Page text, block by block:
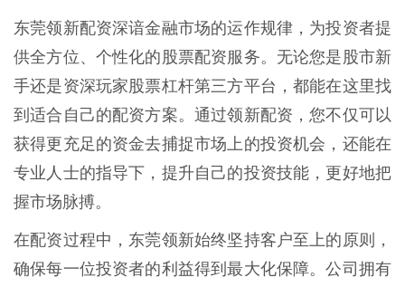
东莞领新配资深谙金融市场的运作规律，为投资者提
供全方位、个性化的股票配资服务。无论您是股市新
手还是资深玩家股票杠杆第三方平台，都能在这里找
到适合自己的配资方案。通过领新配资，您不仅可以
获得更充足的资金去捕捉市场上的投资机会，还能在
专业人士的指导下，提升自己的投资技能，更好地把
握市场脉搏。
在配资过程中，东莞领新始终坚持客户至上的原则，
确保每一位投资者的利益得到最大化保障。公司拥有